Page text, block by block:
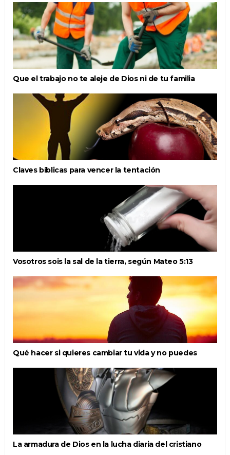
Que el trabajo no te aleje de Dios ni de tu familia
Claves bíblicas para vencer la tentación
Vosotros sois la sal de la tierra, según Mateo 5:13
Qué hacer si quieres cambiar tu vida y no puedes
La armadura de Dios en la lucha diaria del cristiano